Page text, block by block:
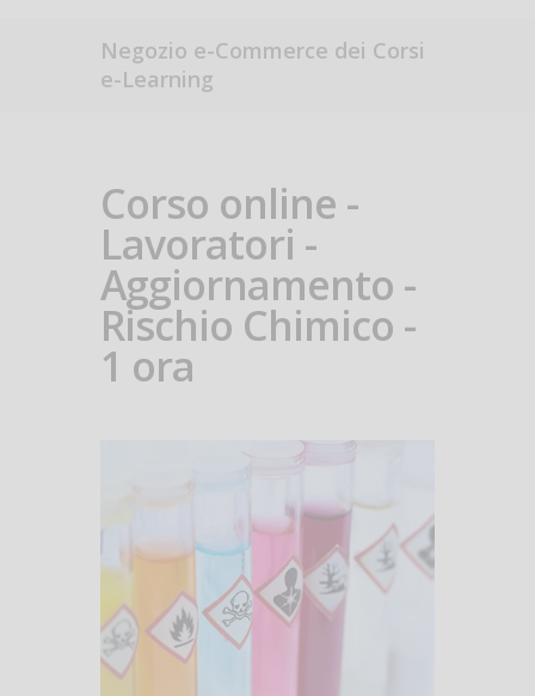
Negozio e-Commerce dei Corsi
e-Learning
Corso online -
Lavoratori -
Aggiornamento -
Rischio Chimico -
1 ora